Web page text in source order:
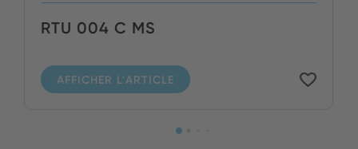
RTU 004 C MS
AFFICHER L'ARTICLE